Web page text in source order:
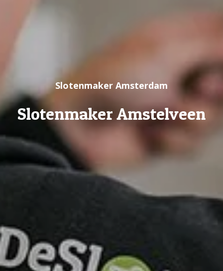
Slotenmaker Amsterdam
Slotenmaker Amstelveen